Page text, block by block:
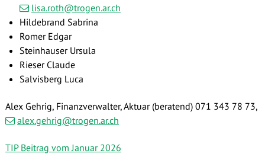
lisa.roth@trogen.ar.ch
Hildebrand Sabrina
Romer Edgar
Steinhauser Ursula
Rieser Claude
Salvisberg Luca
Alex Gehrig, Finanzverwalter, Aktuar (beratend) 071 343 78 73,
alex.gehrig@trogen.ar.ch
TIP Beitrag vom Januar 2026